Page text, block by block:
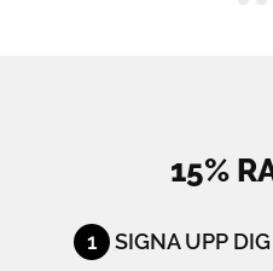
15%
1 SIGNA UPP